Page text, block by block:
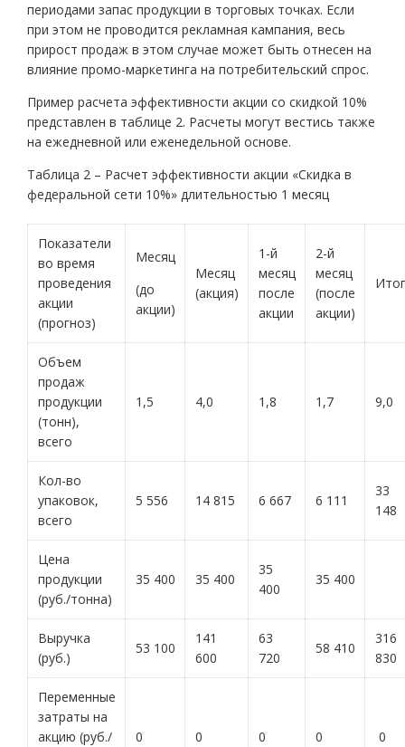
периодами запас продукции в торговых точках. Если
при этом не проводится рекламная кампания, весь
прирост продаж в этом случае может быть отнесен на
влияние промо-маркетинга на потребительский спрос.
Пример расчета эффективности акции со скидкой 10%
представлен в таблице 2. Расчеты могут вестись также
на ежедневной или еженедельной основе.
Таблица 2 – Расчет эффективности акции «Скидка в
федеральной сети 10%» длительностью 1 месяц
Показатели
во время
проведения
акции
(прогноз)
Месяц
(до
акции)
Месяц
(акция)
1-й
месяц
после
акции
2-й
месяц
(после
акции)
Объем
продаж
продукции
(тонн),
всего
1,5 4,0 1,8 1,7 9,0
Кол-во
упаковок,
всего
5 556 14 815 6 667 6 111
33
148
Цена
продукции
(руб./тонна)
35 400 35 400
35
400
35 400
Выручка
(руб.)
53 100
141
600
63
720
58 410
316
830
Переменные
затраты на
акцию (руб./
0 0 0 0 0